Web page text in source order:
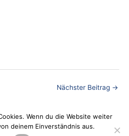
Nächster Beitrag →
Datenschutz
Wenn du die Website weiter
deinem Einverständnis aus.